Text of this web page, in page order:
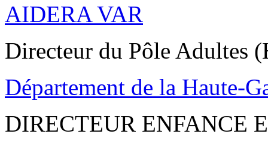
AIDERA VAR
Directeur du Pôle Adultes
Département de la Haute-
DIRECTEUR ENFANCE